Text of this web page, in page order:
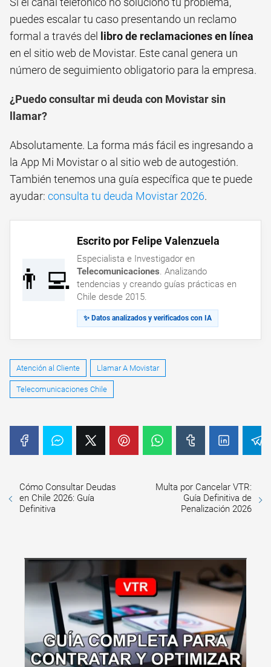
puedes escalar tu caso presentando un reclamo
formal a través del libro de reclamaciones en línea
en el sitio web de Movistar. Este canal genera un
número de seguimiento obligatorio para la empresa.
¿Puedo consultar mi deuda con Movistar sin
llamar?
Absolutamente. La forma más fácil es ingresando a
la App Mi Movistar o al sitio web de autogestión.
También tenemos una guía específica que te puede
ayudar: consulta tu deuda Movistar 2026.
👨‍💻
Escrito por Felipe Valenzuela
Especialista e Investigador en
Telecomunicaciones. Analizando
tendencias y creando guías prácticas en
Chile desde 2015.
✨ Datos analizados y verificados con IA
Atención al Cliente Llamar A Movistar
Telecomunicaciones Chile
Cómo Consultar Deudas
en Chile 2026: Guía
Definitiva
Multa por Cancelar VTR:
Guía Definitiva de
Penalización 2026